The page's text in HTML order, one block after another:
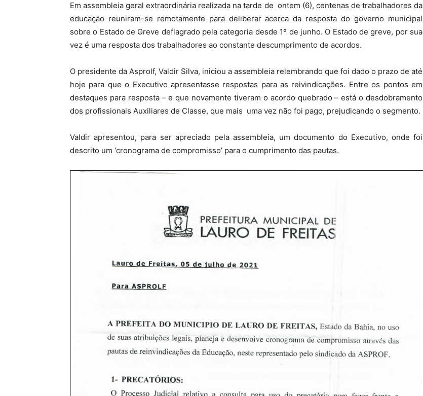
Em assembleia geral extraordinária realizada na tarde de ontem (6), centenas de trabalhadores da
educação reuniram-se remotamente para deliberar acerca da resposta do governo municipal
sobre o Estado de Greve deflagrado pela categoria desde 1º de junho. O Estado de greve, por sua
vez é uma resposta dos trabalhadores ao constante descumprimento de acordos.
O presidente da Asprolf, Valdir Silva, iniciou a assembleia relembrando que foi dado o prazo de até
hoje para que o Executivo apresentasse respostas para as reivindicações. Entre os pontos em
destaques para resposta – e que novamente tiveram o acordo quebrado – está o desdobramento
dos profissionais Auxiliares de Classe, que mais uma vez não foi pago, prejudicando o segmento.
Valdir apresentou, para ser apreciado pela assembleia, um documento do Executivo, onde foi
descrito um ‘cronograma de compromisso’ para o cumprimento das pautas.